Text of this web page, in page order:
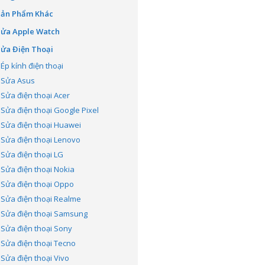
Phẩm Khác
Apple Watch
Điện Thoại
Ép kính điện thoại
Sửa Asus
Sửa điện thoại Acer
Sửa điện thoại Google Pixel
Sửa điện thoại Huawei
Sửa điện thoại Lenovo
Sửa điện thoại LG
Sửa điện thoại Nokia
Sửa điện thoại Oppo
Sửa điện thoại Realme
Sửa điện thoại Samsung
Sửa điện thoại Sony
Sửa điện thoại Tecno
Sửa điện thoại Vivo